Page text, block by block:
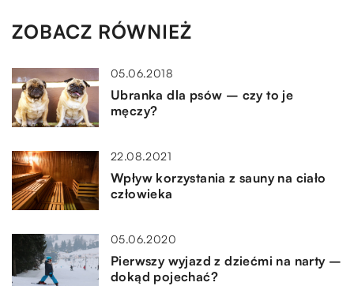
ZOBACZ RÓWNIEŻ
05.06.2018
Ubranka dla psów – czy to je
męczy?
22.08.2021
Wpływ korzystania z sauny na ciało
człowieka
05.06.2020
Pierwszy wyjazd z dziećmi na narty –
dokąd pojechać?